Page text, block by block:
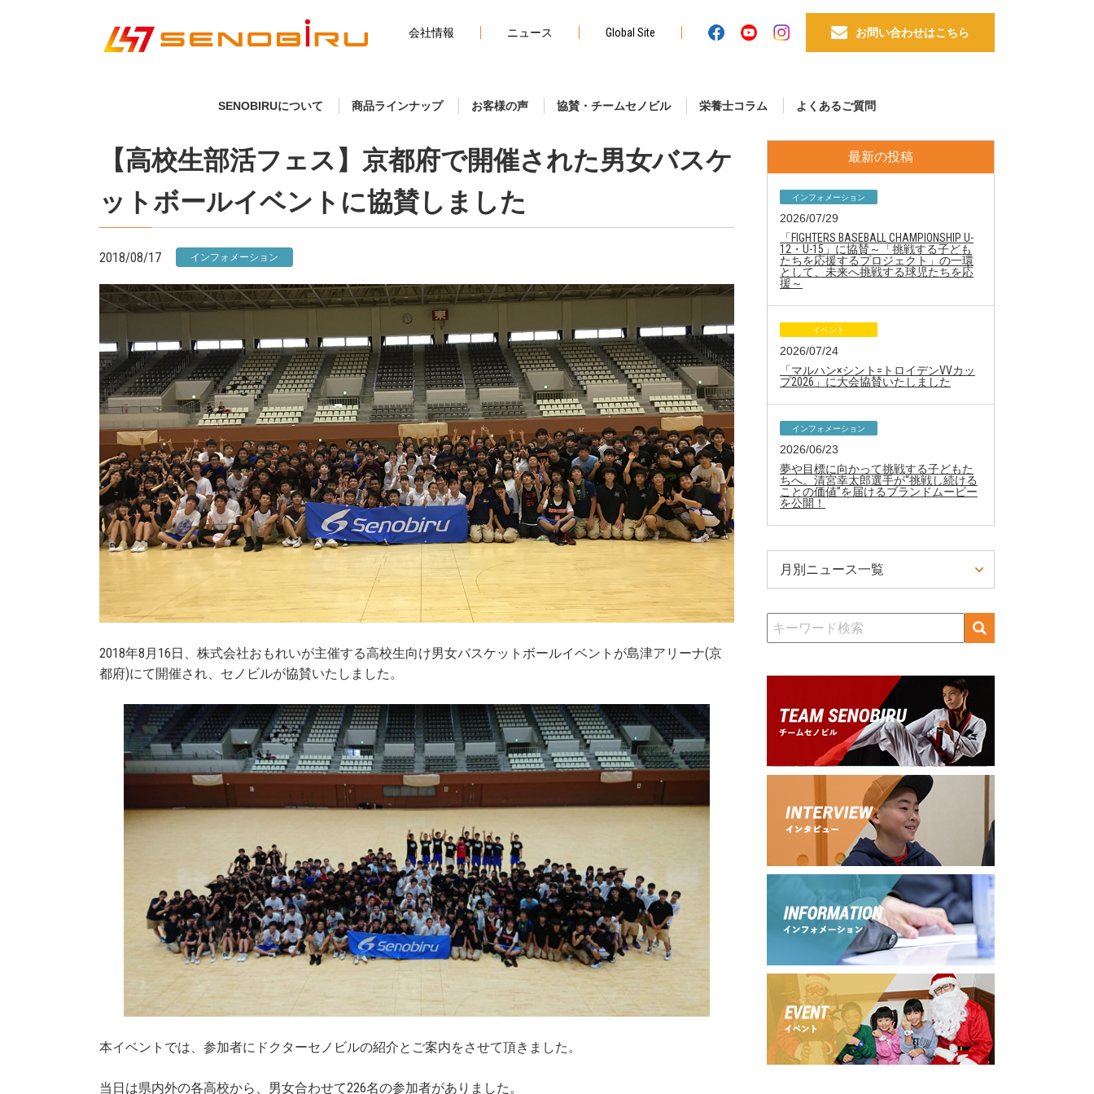
会社情報 ニュース Global Site お問い合わせはこちら
SENOBIRUについて 商品ラインナップ お客様の声 協賛・チームセノビル 栄養士コラム よくあるご質問
【高校生部活フェス】京都府で開催された男女バスケ
ットボールイベントに協賛しました
2018/08/17 インフォメーション
2018年8月16日、株式会社おもれいが主催する高校生向け男女バスケットボールイベントが島津アリーナ(京
都府)にて開催され、セノビルが協賛いたしました。
本イベントでは、参加者にドクターセノビルの紹介とご案内をさせて頂きました。
当日は県内外の各高校から、男女合わせて226名の参加者がありました。
最新の投稿
インフォメーション
2026/07/29
「FIGHTERS BASEBALL CHAMPIONSHIP U-
12・U-15」に協賛～「挑戦する子ども
たちを応援するプロジェクト」の一環
として、未来へ挑戦する球児たちを応
援～
イベント
2026/07/24
「マルハン×シント=トロイデンVVカッ
プ2026」に大会協賛いたしました
インフォメーション
2026/06/23
夢や目標に向かって挑戦する子どもた
ちへ。清宮幸太郎選手が“挑戦し続ける
ことの価値”を届けるブランドムービー
を公開！
月別ニュース一覧